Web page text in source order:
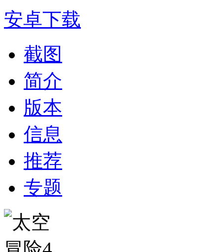
安卓下载
截图
简介
版本
信息
推荐
专题